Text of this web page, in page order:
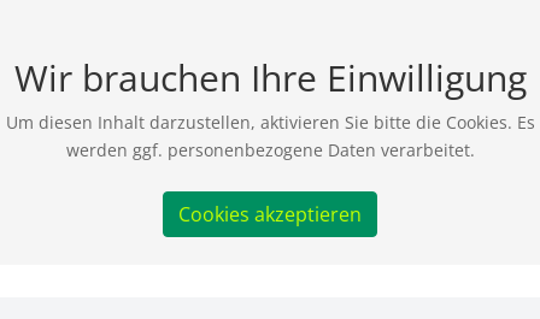
Wir brauchen Ihre Einwilligung
Um diesen Inhalt darzustellen, aktivieren Sie bitte die Cookies. Es
werden ggf. personenbezogene Daten verarbeitet.
Cookies akzeptieren